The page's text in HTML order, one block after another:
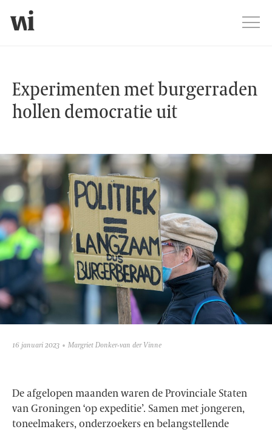
Experimenten met burgerraden
Experimenten met burgerraden
hollen democratie uit
16 januari 2023 Margriet Donker-van der Vinne
De afgelopen maanden waren de Provinciale Staten
van Groningen ‘op expeditie’. Samen met jongeren,
toneelmakers, onderzoekers en belangstellende